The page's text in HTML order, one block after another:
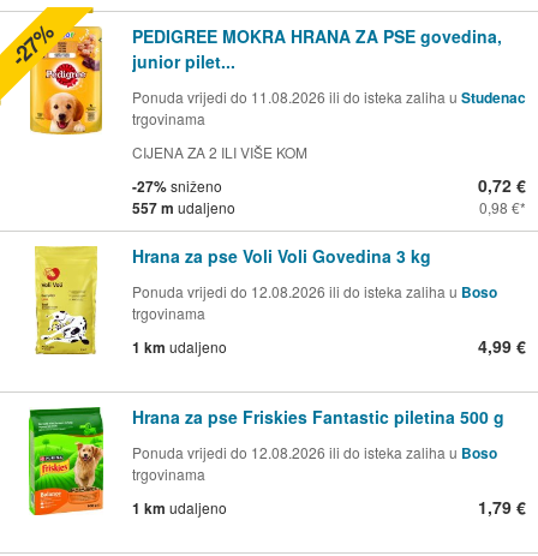
PEDIGREE MOKRA HRANA ZA PSE govedina,
junior pilet...
Ponuda vrijedi do 11.08.2026 ili do isteka zaliha u Studenac
trgovinama
CIJENA ZA 2 ILI VIŠE KOM
-27%sniženo
557 m udaljeno
0,72 €
0,98 €
-27%
Hrana za pse Voli Voli Govedina 3 kg
Ponuda vrijedi do 12.08.2026 ili do isteka zaliha u Boso
trgovinama
1 km udaljeno 4,99 €
Hrana za pse Friskies Fantastic piletina 500 g
Ponuda vrijedi do 12.08.2026 ili do isteka zaliha u Boso
trgovinama
1 km udaljeno 1,79 €